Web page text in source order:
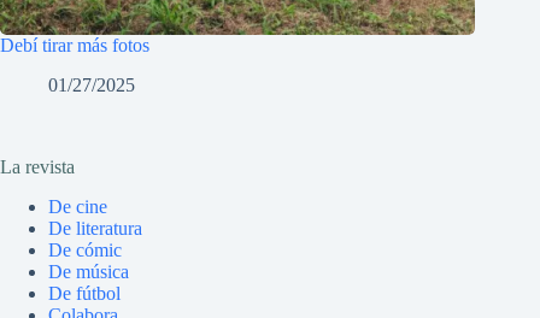
Debí tirar más fotos
01/27/2025
La revista
De cine
De literatura
De cómic
De música
De fútbol